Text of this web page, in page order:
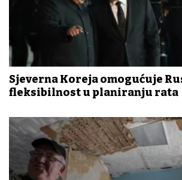
Sjeverna Koreja omogućuje
fleksibilnost u planiranju rata